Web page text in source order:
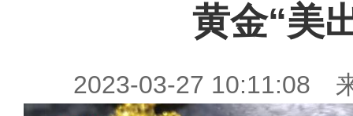
黄金“美
2023-03-27 10:11:08